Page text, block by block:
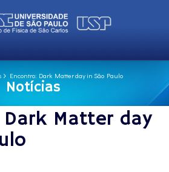
Encontro: Dark Matter day in São Paulo
Notícias
Dark Matter day